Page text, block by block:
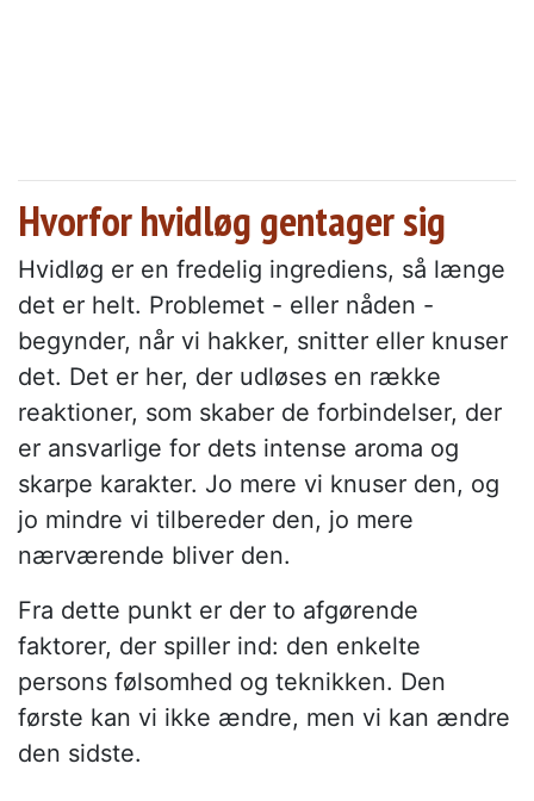
Hvorfor hvidløg gentager sig
Hvidløg er en fredelig ingrediens, så længe
det er helt. Problemet - eller nåden -
begynder, når vi hakker, snitter eller knuser
det. Det er her, der udløses en række
reaktioner, som skaber de forbindelser, der
er ansvarlige for dets intense aroma og
skarpe karakter. Jo mere vi knuser den, og
jo mindre vi tilbereder den, jo mere
nærværende bliver den.
Fra dette punkt er der to afgørende
faktorer, der spiller ind: den enkelte
persons følsomhed og teknikken. Den
første kan vi ikke ændre, men vi kan ændre
den sidste.